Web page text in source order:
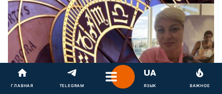
ГЛАВНАЯ TELEGRAM ЯЗЫК ВАЖНОЕ